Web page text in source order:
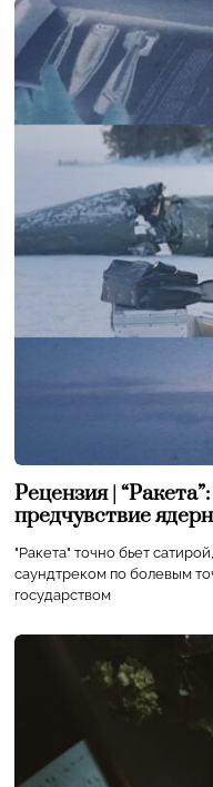
Рецензия |
предчувствие
"Ракета" точно бьет
саундтреком по болевым
государством